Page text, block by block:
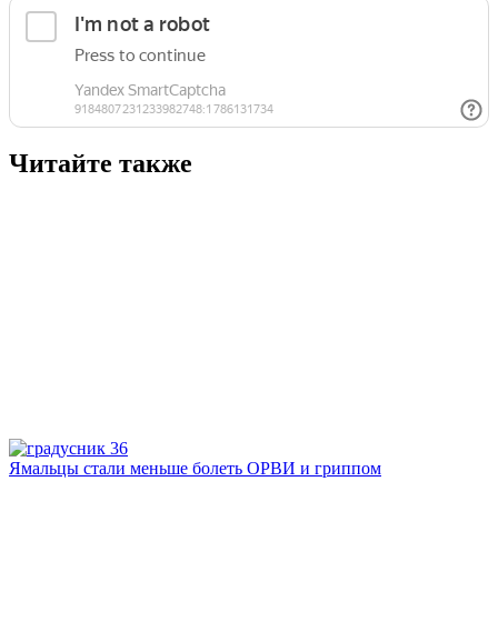
Читайте также
Ямальцы стали меньше болеть ОРВИ и гриппом